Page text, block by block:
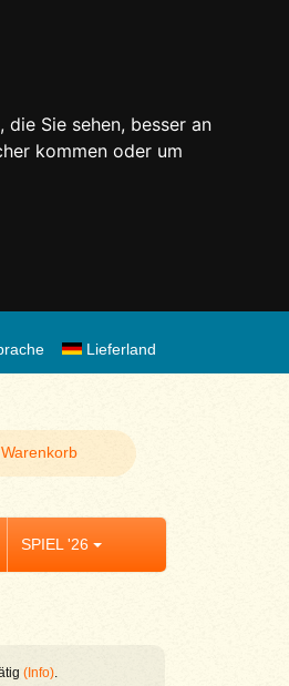
Sie sehen, besser an
kommen oder um
Lieferland
Warenkorb
SPIEL '26
(Info).